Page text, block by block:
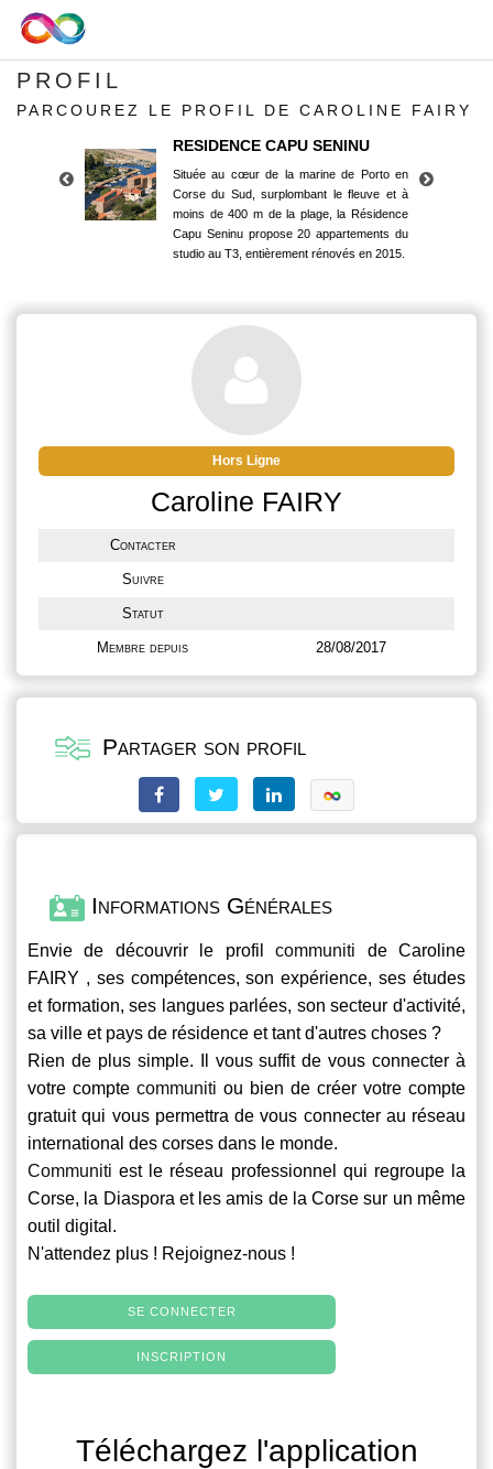
PROFIL
PARCOUREZ LE PROFIL DE CAROLINE FAIRY
RESIDENCE CAPU SENINU
Située au cœur de la marine de Porto en
Corse du Sud, surplombant le fleuve et à
moins de 400 m de la plage, la Résidence
Capu Seninu propose 20 appartements du
studio au T3, entièrement rénovés en 2015.
Corse du Sud, surplombant le fleuve et à
moins de 400 m de la plage, la Résidence
Capu Seninu propose 20 appartements du
studio au T3, entièrement rénovés en 2015.
Hors Ligne
Caroline FAIRY
Contacter
Suivre
Statut
Membre depuis 28/08/2017
Partager son profil
Informations Générales
Envie de découvrir le profilcommuniti de Caroline
FAIRY , ses compétences, son expérience, ses études
et formation, ses langues parlées, son secteur d'activité,
sa ville et pays de résidence et tant d'autres choses ?
Rien de plus simple. Il vous suffit de vous connecter à
votre compte communiti ou bien de créer votre compte
gratuit qui vous permettra de vous connecter au réseau
international des corses dans le monde.
Communiti est le réseau professionnel qui regroupe la
Corse, la Diaspora et les amis de la Corse sur un même
outil digital.
N'attendez plus ! Rejoignez-nous !
SE CONNECTER
INSCRIPTION
Téléchargez l'application